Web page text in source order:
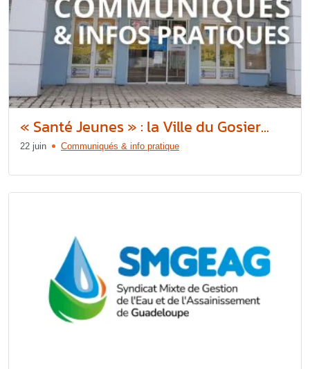
« Santé Jeunes » : la Ville du Gosier...
22 juin Communiqués & info pratique